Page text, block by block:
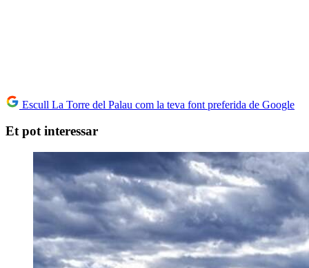
Escull La Torre del Palau com la teva font preferida de Google
Et pot interessar